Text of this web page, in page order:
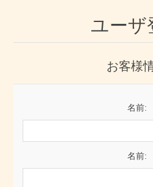
ユーザ
お客様
名前:
名前: